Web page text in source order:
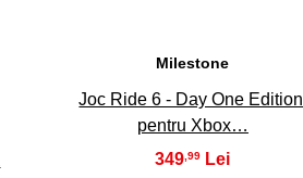
Milestone
Joc Ride 6 - Day One Edition
pentru Xbox…
349,99